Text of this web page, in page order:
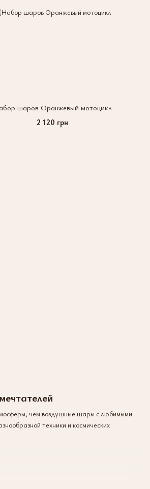
чем воздушные шары с любимыми
техники и космических
шаров Оранжевый мотоцикл
2 120 грн